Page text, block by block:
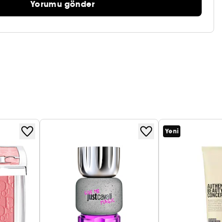
Yorumu gönder
Yeni